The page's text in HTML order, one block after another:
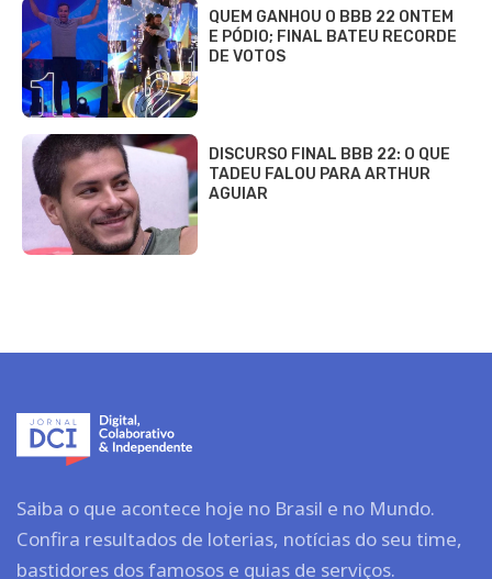
QUEM GANHOU O BBB 22 ONTEM
E PÓDIO; FINAL BATEU RECORDE
DE VOTOS
DISCURSO FINAL BBB 22: O QUE
TADEU FALOU PARA ARTHUR
AGUIAR
Saiba o que acontece hoje no Brasil e no Mundo.
Confira resultados de loterias, notícias do seu time,
bastidores dos famosos e guias de serviços.